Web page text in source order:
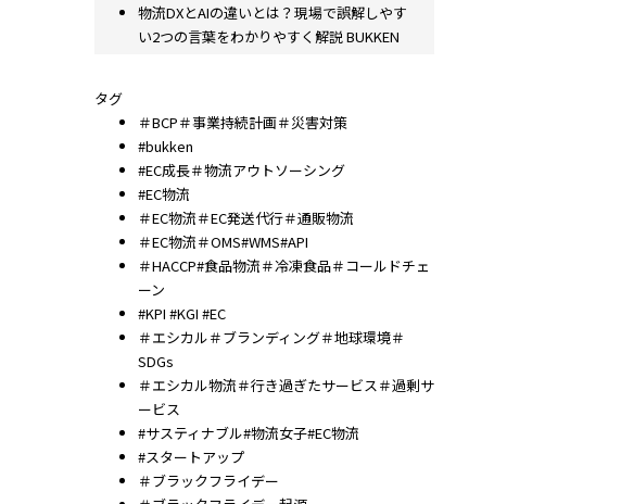
物流DXとAIの違いとは？現場で誤解しやす
い2つの言葉をわかりやすく解説 BUKKEN
タグ
＃BCP＃事業持続計画＃災害対策
#bukken
#EC成長＃物流アウトソーシング
#EC物流
＃EC物流＃EC発送代行＃通販物流
＃EC物流＃OMS#WMS#API
＃HACCP#食品物流＃冷凍食品＃コールドチェ
ーン
#KPI #KGI #EC
＃エシカル＃ブランディング＃地球環境＃
SDGs
＃エシカル物流＃行き過ぎたサービス＃過剰サ
ービス
#サスティナブル#物流女子#EC物流
#スタートアップ
＃ブラックフライデー